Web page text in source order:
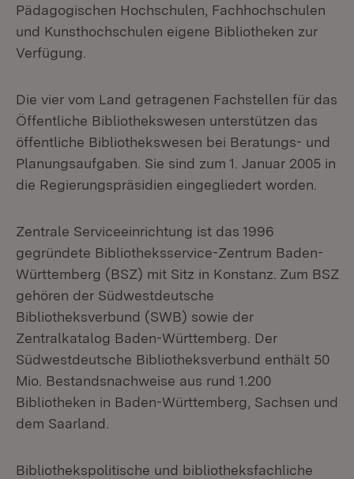
Pädagogischen Hochschulen, Fachhochschulen
und Kunsthochschulen eigene Bibliotheken zur
Verfügung.
Die vier vom Land getragenen Fachstellen für das
Öffentliche Bibliothekswesen unterstützen das
öffentliche Bibliothekswesen bei Beratungs- und
Planungsaufgaben. Sie sind zum 1. Januar 2005 in
die Regierungspräsidien eingegliedert worden.
Zentrale Serviceeinrichtung ist das 1996
gegründete Bibliotheksservice-Zentrum Baden-
Württemberg (BSZ) mit Sitz in Konstanz. Zum BSZ
gehören der Südwestdeutsche
Bibliotheksverbund (SWB) sowie der
Zentralkatalog Baden-Württemberg. Der
Südwestdeutsche Bibliotheksverbund enthält 50
Mio. Bestandsnachweise aus rund 1.200
Bibliotheken in Baden-Württemberg, Sachsen und
dem Saarland.
Bibliothekspolitische und bibliotheksfachliche